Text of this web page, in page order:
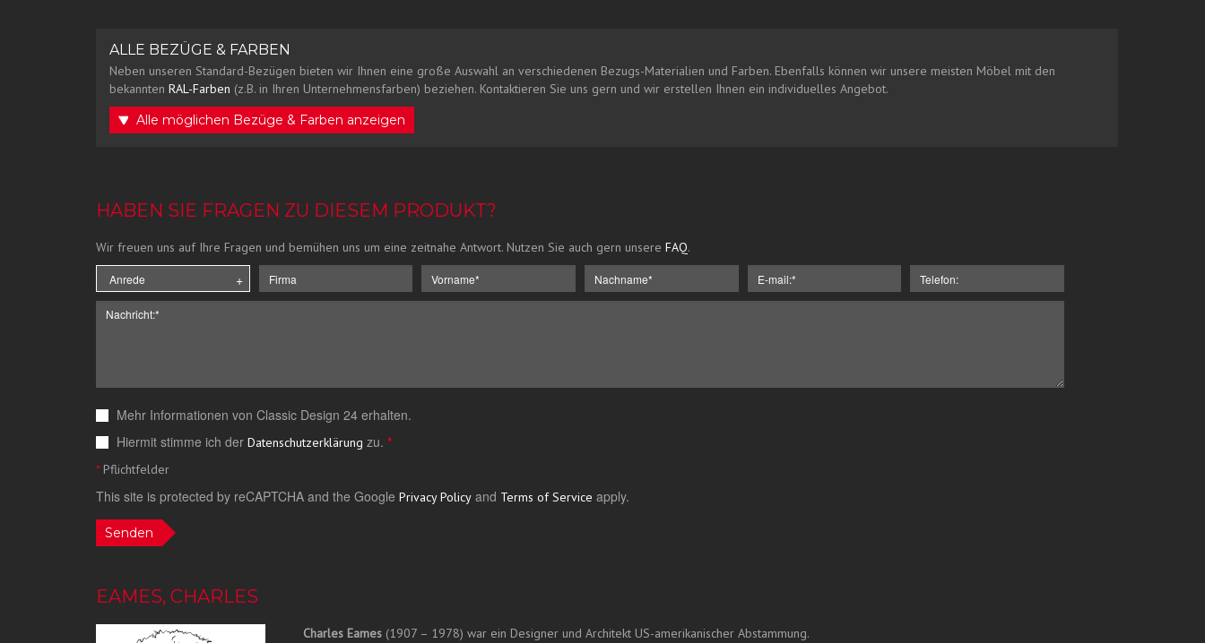
ALLE BEZÜGE & FARBEN
Neben unseren Standard-Bezügen bieten wir Ihnen eine große Auswahl an verschiedenen Bezugs-Materialien und Farben. Ebenfalls können wir unsere meisten Möbel mit den
bekannten RAL-Farben (z.B. in Ihren Unternehmensfarben) beziehen. Kontaktieren Sie uns gern und wir erstellen Ihnen ein individuelles Angebot.
Alle möglichen Bezüge & Farben anzeigen
HABEN SIE FRAGEN ZU DIESEM PRODUKT?
Wir freuen uns auf Ihre Fragen und bemühen uns um eine zeitnahe Antwort. Nutzen Sie auch gern unsere FAQ.
Mehr Informationen von Classic Design 24 erhalten.
Hiermit stimme ich der Datenschutzerklärung zu. *
*Pflichtfelder
This site is protected by reCAPTCHA and the Google Privacy Policy and Terms of Service apply.
Senden
EAMES, CHARLES
Charles Eames(1907 – 1978) war ein Designer und Architekt US-amerikanischer Abstammung.